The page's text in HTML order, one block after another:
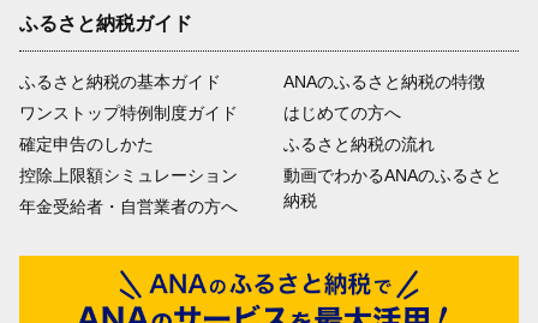
ふるさと納税ガイド
ふるさと納税の基本ガイド
ワンストップ特例制度ガイド
確定申告のしかた
控除上限額シミュレーション
年金受給者・自営業者の方へ
ANAのふるさと納税の特徴
はじめての方へ
ふるさと納税の流れ
動画でわかるANAのふるさと
納税